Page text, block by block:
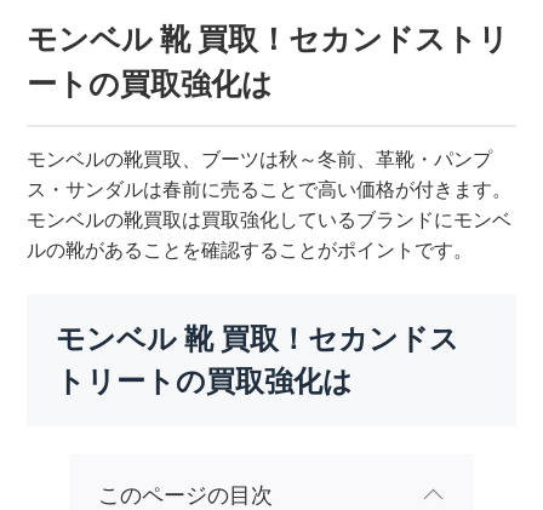
モンベル 靴 買取！セカンドストリ
ートの買取強化は
モンベルの靴買取、ブーツは秋～冬前、革靴・パンプ
ス・サンダルは春前に売ることで高い価格が付きます。
モンベルの靴買取は買取強化しているブランドにモンベ
ルの靴があることを確認することがポイントです。
モンベル 靴 買取！セカンドス
トリートの買取強化は
このページの目次